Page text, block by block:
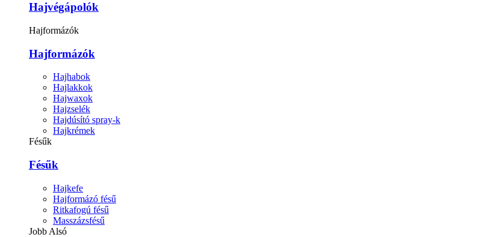
Hajvégápolók
Hajformázók
Hajformázók
Hajhabok
Hajlakkok
Hajwaxok
Hajzselék
Hajdúsító spray-k
Hajkrémek
Fésűk
Fésűk
Hajkefe
Hajformázó fésű
Ritkafogú fésű
Masszázsfésű
Jobb Alsó